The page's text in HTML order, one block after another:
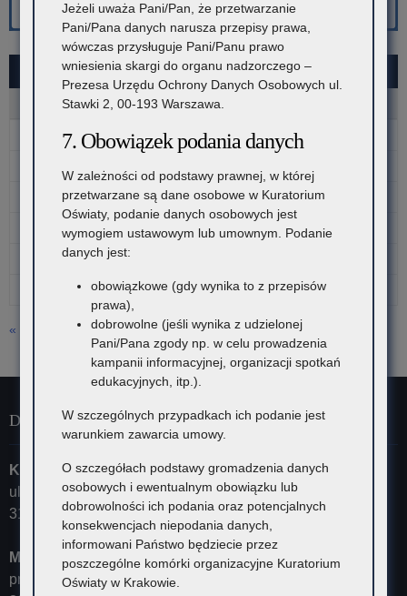
SIERPIEŃ 2026
W Ś C
11 12 13 14 15
19 20
25
« lip
Dane kontaktowe
Kuratorium Oświaty w Krakowie
ul. Szlak 73
31-153 Kraków
Małopolski Kurator Oświaty
przyjmuje ul. Kazimierza Morawskiego 5,
Jeżeli uważa Pani/Pan, że przetwarzanie
Pani/Pana danych narusza przepisy prawa,
wówczas przysługuje Pani/Panu prawo
wniesienia skargi do organu nadzorczego –
Prezesa Urzędu Ochrony Danych Osobowych ul.
Stawki 2, 00-193 Warszawa.
7. Obowiązek podania danych
W zależności od podstawy prawnej, w której
przetwarzane są dane osobowe w Kuratorium
Oświaty, podanie danych osobowych jest
wymogiem ustawowym lub umownym. Podanie
danych jest:
obowiązkowe (gdy wynika to z przepisów
prawa),
dobrowolne (jeśli wynika z udzielonej
Pani/Pana zgody np. w celu prowadzenia
kampanii informacyjnej, organizacji spotkań
edukacyjnych, itp.).
W szczególnych przypadkach ich podanie jest
warunkiem zawarcia umowy.
O szczegółach podstawy gromadzenia danych
osobowych i ewentualnym obowiązku lub
dobrowolności ich podania oraz potencjalnych
konsekwencjach niepodania danych,
informowani Państwo będziecie przez
poszczególne komórki organizacyjne Kuratorium
Oświaty w Krakowie.